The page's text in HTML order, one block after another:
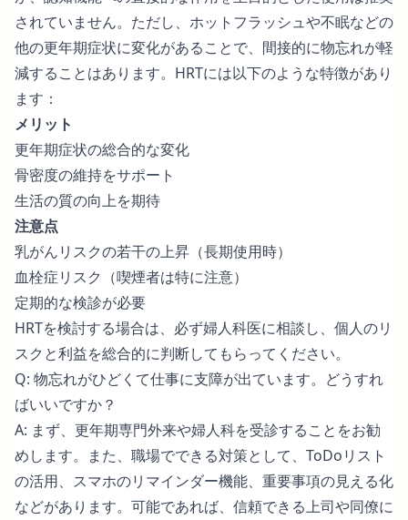
されていません。ただし、ホットフラッシュや不眠などの
他の更年期症状に変化があることで、間接的に物忘れが軽
減することはあります。HRTには以下のような特徴があり
ます：
メリット
更年期症状の総合的な変化
骨密度の維持をサポート
生活の質の向上を期待
注意点
乳がんリスクの若干の上昇（長期使用時）
血栓症リスク（喫煙者は特に注意）
定期的な検診が必要
HRTを検討する場合は、必ず婦人科医に相談し、個人のリ
スクと利益を総合的に判断してもらってください。
Q: 物忘れがひどくて仕事に支障が出ています。どうすれ
ばいいですか？
A: まず、更年期専門外来や婦人科を受診することをお勧
めします。また、職場でできる対策として、ToDoリスト
の活用、スマホのリマインダー機能、重要事項の見える化
などがあります。可能であれば、信頼できる上司や同僚に